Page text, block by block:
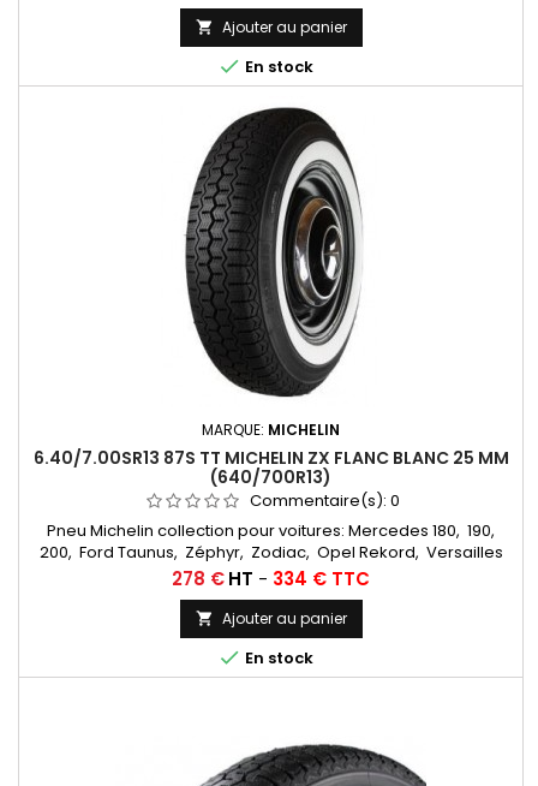
6,40/7,00x13, 6,40/7,00-13, 6,40/7,00/13, 640/700/13
 Ajouter au panier
 En stock
MARQUE: MICHELIN
6.40/7.00SR13 87S TT MICHELIN ZX FLANC BLANC 25 MM
(640/700R13)
Commentaire(s): 0
Pneu Michelin collection pour voitures: Mercedes 180, 190,
200, Ford Taunus, Zéphyr, Zodiac, Opel Rekord, Versailles
Chambres à air conseillées: 13 F 13... Autres
appellations: 6,40R13, 7,00R13, 6,40x13, 7,00x13, 7,00-13, 6,40-13,
6,40/7,00x13, 6,40/7,00-13, 6,40/7,00/13, 640/700/13
Prix
278 €HT - 334 € TTC
 Ajouter au panier
 En stock